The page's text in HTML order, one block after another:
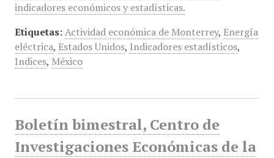
indicadores económicos y estadísticas.
Etiquetas: Actividad económica de Monterrey, Energía
eléctrica, Estados Unidos, Indicadores estadísticos,
Indices, México
Boletín bimestral, Centro de
Investigaciones Económicas de la